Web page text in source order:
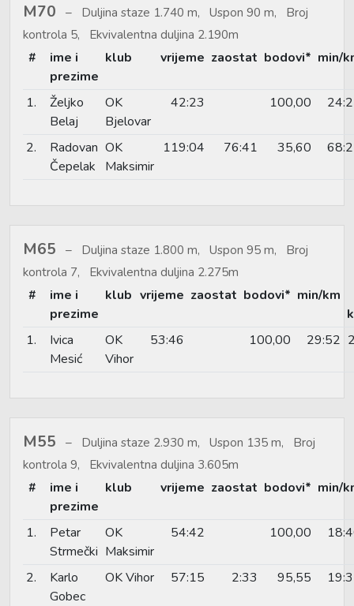
M70
Duljina staze 1.740 m, Uspon 90 m, Broj
kontrola 5, Ekvivalentna duljina 2.190m
#
ime i
prezime
klub vrijeme zaostat bodovi* min/
1.
Željko
Belaj
OK
Bjelovar
42:23 100,00
2.
Radovan
Čepelak
OK
Maksimir
119:04 76:41 35,60
M65
Duljina staze 1.800 m, Uspon 95 m, Broj
kontrola 7, Ekvivalentna duljina 2.275m
#
ime i
prezime
klub vrijeme zaostat bodovi* min/km
1.
Ivica
Mesić
OK
Vihor
53:46 100,00 29:52
M55
Duljina staze 2.930 m, Uspon 135 m, Broj
kontrola 9, Ekvivalentna duljina 3.605m
#
ime i
prezime
klub vrijeme zaostat bodovi* min/
1.
Petar
Strmečki
OK
Maksimir
54:42 100,00
2.
Karlo
Gobec
OK Vihor 57:15 2:33 95,55